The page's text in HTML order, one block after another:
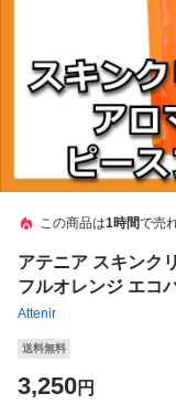
この商品は1時間で売
アテニア スキンク
フルオレンジ エコ
Attenir
送料無料
3,250円